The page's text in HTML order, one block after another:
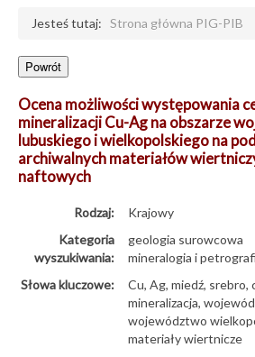
Jesteś tutaj: Strona główna PIG-PIB
Ocena możliwości występowania
mineralizacji Cu-Ag na obszarze
lubuskiego i wielkopolskiego na
archiwalnych materiałów
naftowych
Rodzaj:
Krajowy
Kategoria
wyszukiwania:
geologia surowcowa
mineralogia i
Słowa kluczowe:
Cu, Ag, miedź, srebro,
mineralizacja,
województwo
materiały wiertnicze